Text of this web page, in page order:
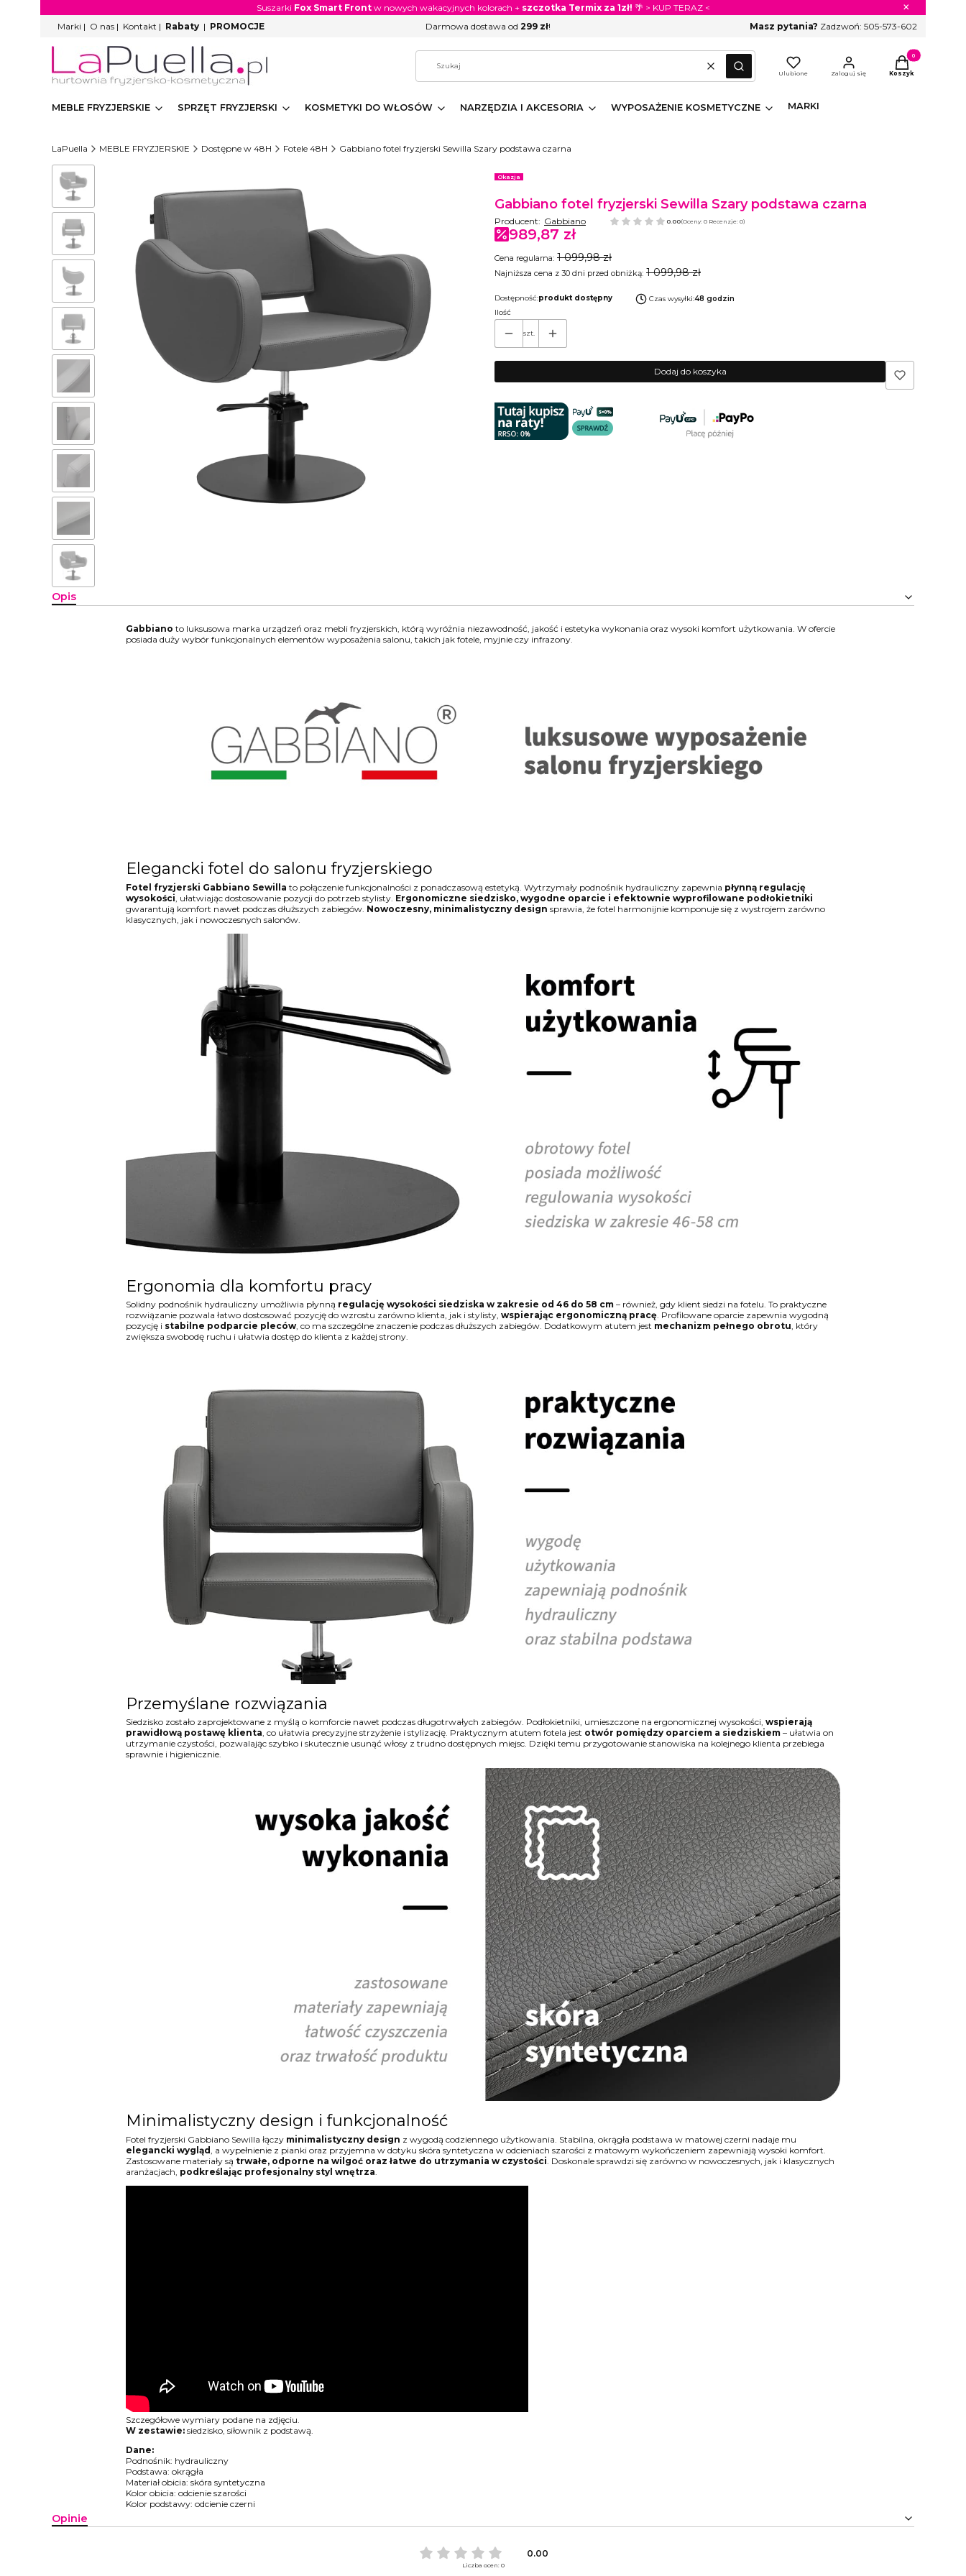
Suszarki Fox Smart Frontw nowych wakacyjnych kolorach + szczotka Termix za 1zł! 🌴 > KUP TERAZ < ×
Marki | O nas | Kontakt | Rabaty | PROMOCJE Darmowa dostawa od 299 zł! Masz pytania? Zadzwoń: 505-573-602
WyczyśćSzukaj
Ulubione Zaloguj się
Produkty w
Koszyk
MEBLE FRYZJERSKIE SPRZĘT FRYZJERSKI KOSMETYKI DO WŁOSÓW NARZĘDZIA I AKCESORIA WYPOSAŻENIE KOSMETYCZNE MARKI
LaPuella MEBLE FRYZJERSKIE Dostępne w 48H Fotele 48H Gabbiano fotel fryzjerski Sewilla Szary podstawa czarna
Etykiety
Okazja
Gabbiano fotel fryzjerski Sewilla Szary podstawa czarna
Producent: Gabbiano 0.00(Oceny: 0 Recenzje: 0)
989,87 zł
Cena regularna: 1 099,98 zł
Najniższa cena z 30 dni przed obniżką: 1 099,98 zł
Dostępność:produkt dostępny Czas wysyłki:48 godzin
Ilość
szt.
Dodaj do koszyka
Opis
Gabbiano to luksusowa marka urządzeń oraz mebli fryzjerskich, którą wyróżnia niezawodność, jakość i estetyka wykonania oraz wysoki komfort użytkowania. W ofercie
posiada duży wybór funkcjonalnych elementów wyposażenia salonu, takich jak fotele, myjnie czy infrazony.
Elegancki fotel do salonu fryzjerskiego
Fotel fryzjerski Gabbiano Sewilla to połączenie funkcjonalności z ponadczasową estetyką. Wytrzymały podnośnik hydrauliczny zapewnia płynną regulację
wysokości , ułatwiając dostosowanie pozycji do potrzeb stylisty. Ergonomiczne siedzisko, wygodne oparcie i efektownie wyprofilowane podłokietniki
gwarantują komfort nawet podczas dłuższych zabiegów. Nowoczesny, minimalistyczny design sprawia, że fotel harmonijnie komponuje się z wystrojem zarówno
klasycznych, jak i nowoczesnych salonów.
Ergonomia dla komfortu pracy
Solidny podnośnik hydrauliczny umożliwia płynną regulację wysokości siedziska w zakresie od 46 do 58 cm– również, gdy klient siedzi na fotelu. To praktyczne
rozwiązanie pozwala łatwo dostosować pozycję do wzrostu zarówno klienta, jak i stylisty, wspierając ergonomiczną pracę. Profilowane oparcie zapewnia wygodną
pozycję i stabilne podparcie pleców, co ma szczególne znaczenie podczas dłuższych zabiegów. Dodatkowym atutem jest mechanizm pełnego obrotu, który
zwiększa swobodę ruchu i ułatwia dostęp do klienta z każdej strony.
Przemyślane rozwiązania
Siedzisko zostało zaprojektowane z myślą o komforcie nawet podczas długotrwałych zabiegów. Podłokietniki, umieszczone na ergonomicznej wysokości, wspierają
prawidłową postawę klienta , co ułatwia precyzyjne strzyżenie i stylizację. Praktycznym atutem fotela jest otwór pomiędzy oparciem a siedziskiem – ułatwia on
utrzymanie czystości, pozwalając szybko i skutecznie usunąć włosy z trudno dostępnych miejsc. Dzięki temu przygotowanie stanowiska na kolejnego klienta przebiega
sprawnie i higienicznie.
Minimalistyczny design i funkcjonalność
Fotel fryzjerski Gabbiano Sewilla łączy minimalistyczny design z wygodą codziennego użytkowania. Stabilna, okrągła podstawa w matowej czerni nadaje mu
elegancki wygląd , a wypełnienie z pianki oraz przyjemna w dotyku skóra syntetyczna w odcieniach szarości z matowym wykończeniem zapewniają wysoki komfort.
Zastosowane materiały są trwałe, odporne na wilgoć oraz łatwe do utrzymania w czystości . Doskonale sprawdzi się zarówno w nowoczesnych, jak i klasycznych
aranżacjach, podkreślając profesjonalny styl wnętrza
Szczegółowe wymiary podane na zdjęciu.
W zestawie:siedzisko, siłownik z podstawą.
Dane:
Podnośnik: hydrauliczny
Podstawa: okrągła
Materiał obicia: skóra syntetyczna
Kolor obicia: odcienie szarości
Kolor podstawy: odcienie czerni
Opinie
0.00
Liczba ocen: 0